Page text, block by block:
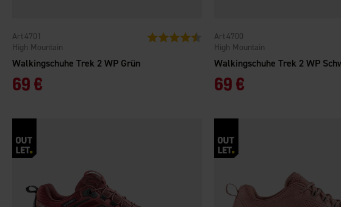
Walkingschuhe Trek 2 WP Grün
High Mountain
4701
69 €
Bewertung: 4.4 von 5 Sternen
Walkingschuhe Trek 2 WP
High Mountain
4700
69 €